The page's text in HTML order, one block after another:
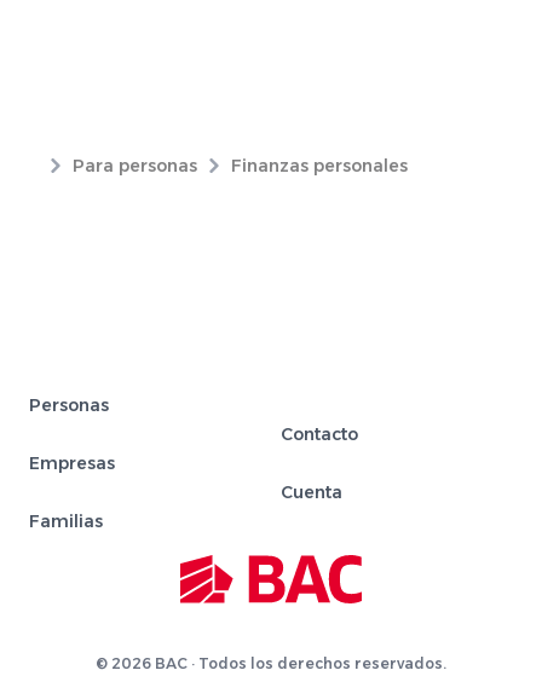
Para personas Finanzas personales
Personas
Empresas
Familias
Contacto
Cuenta
© 2026 BAC · Todos los derechos reservados.